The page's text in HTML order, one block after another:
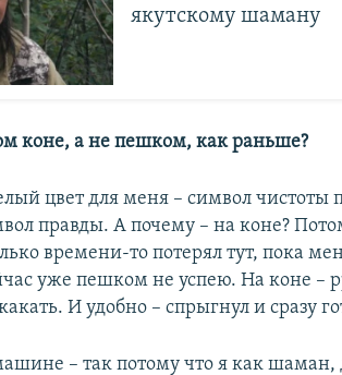
якутскому шаману
коне, а не пешком, как раньше?
цвет для меня – символ чистоты
правды. А почему – на коне?
времени-то потерял тут, пока
уже пешком не успею. На коне –
И удобно – спрыгнул и сразу
– так потому что я как шаман,